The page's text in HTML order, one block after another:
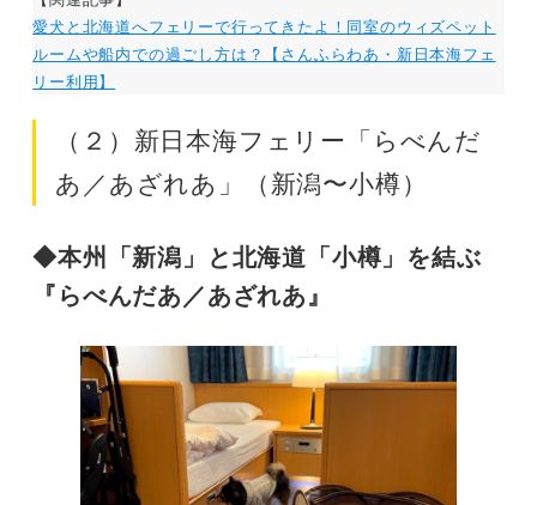
愛犬と北海道へフェリーで行ってきたよ！同室のウィズペット
ルームや船内での過ごし方は？【さんふらわあ・新日本海フェ
リー利用】
（２）新日本海フェリー「らべんだ
あ／あざれあ」（新潟〜小樽）
◆本州「新潟」と北海道「小樽」を結ぶ
『らべんだあ／あざれあ』